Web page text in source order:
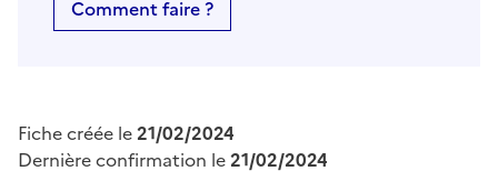
Comment faire ?
Fiche créée le21/02/2024
Dernière confirmation le21/02/2024